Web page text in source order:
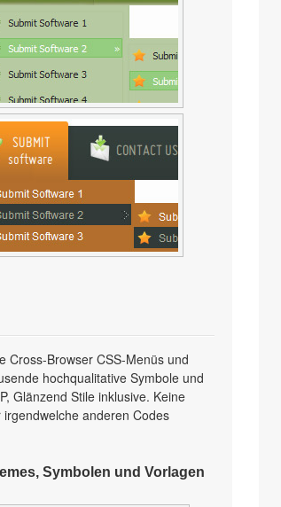
Cross-Browser CSS-Menüs und
hochqualitative Symbole und
Glänzend Stile inklusive. Keine
anderen Codes
Symbolen und Vorlagen